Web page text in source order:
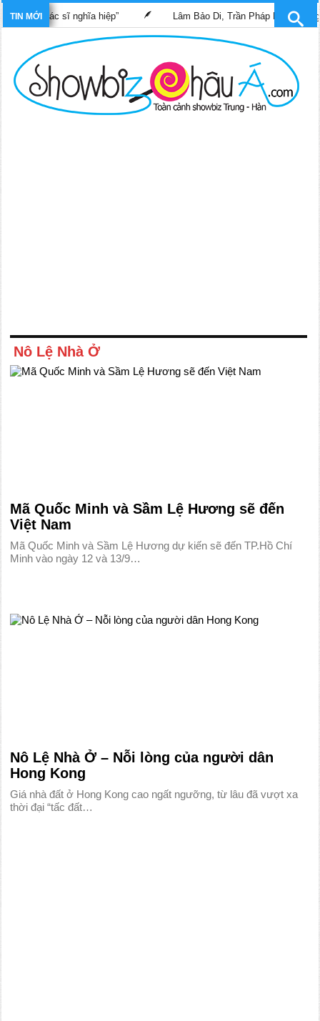
TIN MỚI
“Bác sĩ nghĩa hiệp” Lâm Bảo Di, Trần Pháp Dung tái ngộ
Nô Lệ Nhà Ở
Mã Quốc Minh và Sầm Lệ Hương sẽ đến
Việt Nam
Mã Quốc Minh và Sầm Lệ Hương dự kiến sẽ đến TP.Hồ Chí
Minh vào ngày 12 và 13/9…
Nô Lệ Nhà Ở – Nỗi lòng của người dân
Hong Kong
Giá nhà đất ở Hong Kong cao ngất ngưỡng, từ lâu đã vượt xa
thời đại “tấc đất…